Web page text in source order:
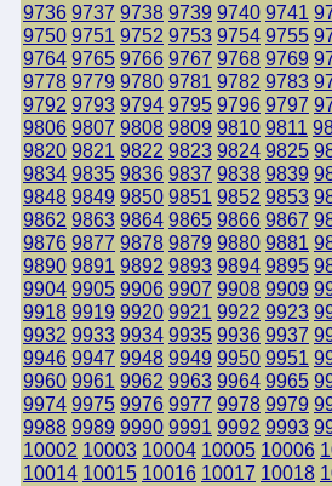
9736 9737 9738 9739 9740 9741
9750 9751 9752 9753 9754 9755
9764 9765 9766 9767 9768 9769
9778 9779 9780 9781 9782 9783
9792 9793 9794 9795 9796 9797
9806 9807 9808 9809 9810 9811
9820 9821 9822 9823 9824 9825
9834 9835 9836 9837 9838 9839
9848 9849 9850 9851 9852 9853
9862 9863 9864 9865 9866 9867
9876 9877 9878 9879 9880 9881
9890 9891 9892 9893 9894 9895
9904 9905 9906 9907 9908 9909
9918 9919 9920 9921 9922 9923
9932 9933 9934 9935 9936 9937
9946 9947 9948 9949 9950 9951
9960 9961 9962 9963 9964 9965
9974 9975 9976 9977 9978 9979
9988 9989 9990 9991 9992 9993
10002 10003 10004 10005 10006
10014 10015 10016 10017 10018